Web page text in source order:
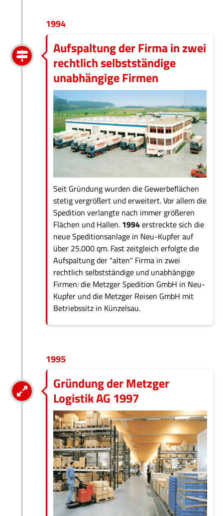
1994
Aufspaltung der Firma in zwei
rechtlich selbstständige
unabhängige Firmen
Seit Gründung wurden die Gewerbeflächen
stetig vergrößert und erweitert. Vor allem die
Spedition verlangte nach immer größeren
Flächen und Hallen. 1994erstreckte sich die
neue Speditionsanlage in Neu-Kupfer auf
über 25.000 qm. Fast zeitgleich erfolgte die
Aufspaltung der "alten" Firma in zwei
rechtlich selbstständige und unabhängige
Firmen: die Metzger Spedition GmbH in Neu-
Kupfer und die Metzger Reisen GmbH mit
Betriebssitz in Künzelsau.
1995
Gründung der Metzger
Logistik AG 1997